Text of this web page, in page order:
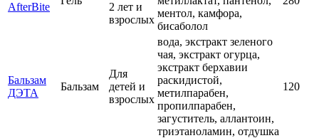
AfterBite
2 лет и
взрослых
ментол, камфора,
бисаболол
Бальзам
ДЭТА
Бальзам
Для
детей и
взрослых
вода, экстракт зеленого
чая, экстракт огурца,
экстракт берхавии
раскидистой,
метилпарабен,
пропилпарабен,
загуститель, аллантоин,
триэтаноламин, отдушка
120